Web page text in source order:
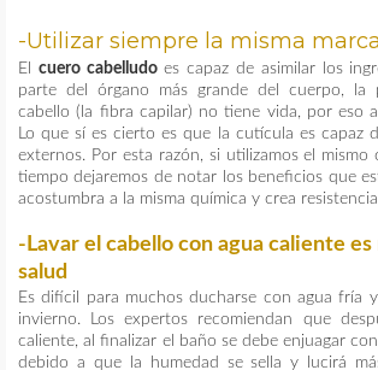
-Utilizar siempre la misma
El cuero cabelludoes capaz de asimilar los
parte del órgano más grande del cuerpo, la
cabello (la fibra capilar) no tiene vida, por eso
Lo que sí es cierto es que la cutícula es capaz
externos. Por esta razón, si utilizamos el
tiempo dejaremos de notar los beneficios que
acostumbra a la misma química y crea
-Lavar el cabello con agua caliente
salud
Es difícil para muchos ducharse con agua fría
invierno. Los expertos recomiendan que
caliente, al finalizar el baño se debe enjuagar
debido a que la humedad se sella y lucirá